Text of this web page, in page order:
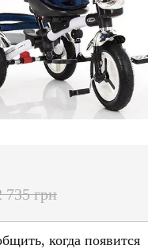
735 грн
когда появится